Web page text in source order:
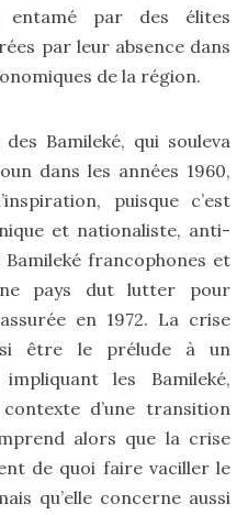
entamé par des élites
par leur absence dans
de la région.
Bamileké, qui souleva
dans les années 1960,
puisque c’est
et nationaliste, anti-
francophones et
pays dut lutter pour
en 1972. La crise
être le prélude à un
les Bamileké,
d’une transition
alors que la crise
de quoi faire vaciller le
qu’elle concerne aussi